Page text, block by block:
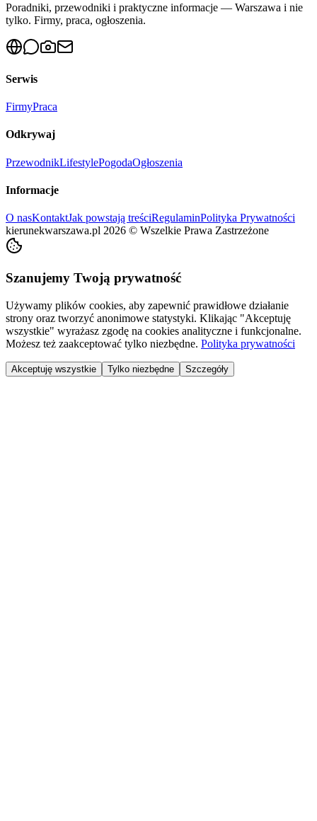
Poradniki, przewodniki i praktyczne informacje — Warszawa i nie
tylko. Firmy, praca, ogłoszenia.
Serwis
FirmyPraca
Odkrywaj
PrzewodnikLifestylePogodaOgłoszenia
Informacje
O nasKontaktJak powstają treściRegulaminPolityka Prywatności
kierunekwarszawa.pl 2026 © Wszelkie Prawa Zastrzeżone
Szanujemy Twoją prywatność
Używamy plików cookies, aby zapewnić prawidłowe działanie
strony oraz tworzyć anonimowe statystyki. Klikając "Akceptuję
wszystkie" wyrażasz zgodę na cookies analityczne i funkcjonalne.
Możesz też zaakceptować tylko niezbędne. Polityka prywatności
Akceptuję wszystkie Tylko niezbędne Szczegóły